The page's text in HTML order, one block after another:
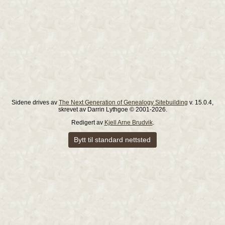
Sidene drives av The Next Generation of Genealogy Sitebuilding v. 15.0.4,
skrevet av Darrin Lythgoe © 2001-2026.
Redigert av Kjell Arne Brudvik.
Bytt til standard nettsted